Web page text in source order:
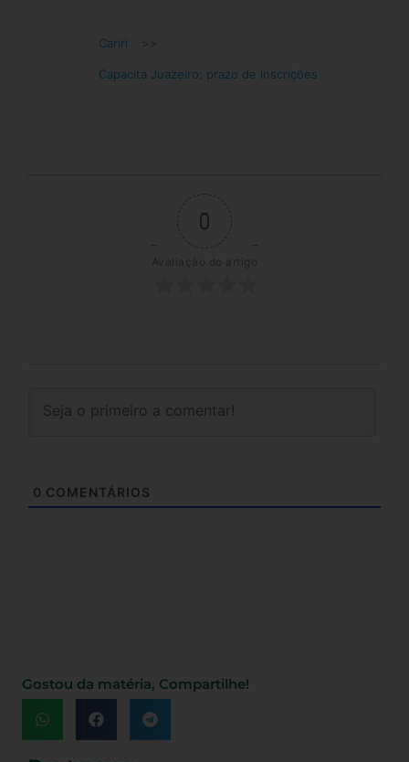
Cariri >>
Capacita Juazeiro: prazo de inscrições
0
Avaliação do artigo
0 COMENTÁRIOS
Gostou da matéria, Compartilhe!